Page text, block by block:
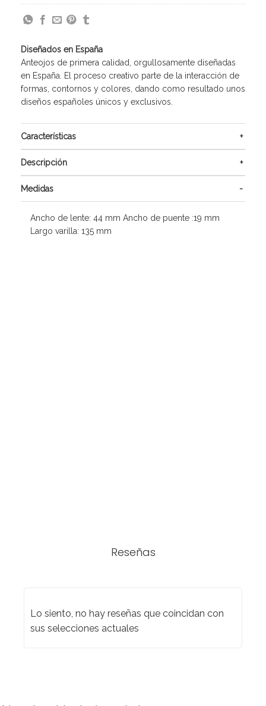
Diseñados en España
Anteojos de primera calidad, orgullosamente diseñadas
en España. El proceso creativo parte de la interacción de
formas, contornos y colores, dando como resultado unos
diseños españoles únicos y exclusivos.
Características
Descripción
Medidas
Ancho de lente: 44 mm Ancho de puente :19 mm
Largo varilla: 135 mm
Reseñas
Lo siento, no hay reseñas que coincidan con
sus selecciones actuales